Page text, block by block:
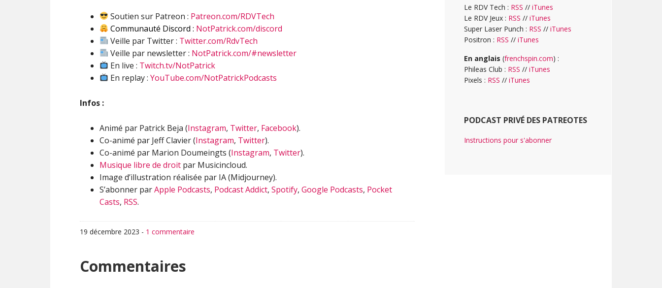
Soutien sur Patreon : Patreon.com/RDVTech
Communauté Discord : NotPatrick.com/discord
Veille par Twitter : Twitter.com/RdvTech
Veille par newsletter : NotPatrick.com/#newsletter
En live : Twitch.tv/NotPatrick
En replay :YouTube.com/NotPatrickPodcasts
Infos :
Animé par Patrick Beja (Instagram, Twitter, Facebook).
Co-animé par Jeff Clavier (Instagram, Twitter).
Co-animé par Marion Doumeingts (Instagram, Twitter).
Musique libre de droit par Musicincloud.
Image d’illustration réalisée par IA (Midjourney).
S’abonner parApple Podcasts, Podcast Addict, Spotify, Google Podcasts, Pocket
Casts, RSS.
19 décembre 2023 - 1 commentaire
Interactions
Commentaires
Le RDV Tech : RSS // iTunes
Le RDV Jeux : RSS // iTunes
Super Laser Punch : RSS // iTunes
Positron : RSS // iTunes
En anglais (frenchspin.com) :
Phileas Club : RSS // iTunes
Pixels : RSS // iTunes
PODCAST PRIVÉ DES PATREOTES
Instructions pour s'abonner